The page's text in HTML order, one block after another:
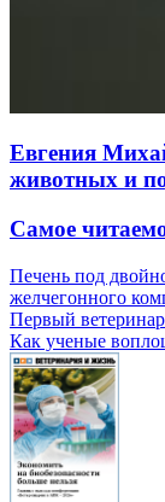
Евгения
животных и
Самое
Печень под
желчегонного
Первый
Как ученые